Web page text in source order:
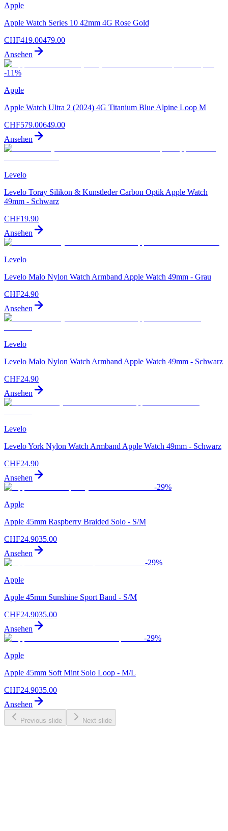
Apple
Apple Watch Series 10 42mm 4G Rose Gold
CHF419.00479.00
Ansehen
-11%
Apple
Apple Watch Ultra 2 (2024) 4G Titanium Blue Alpine Loop M
CHF579.00649.00
Ansehen
Levelo
Levelo Toray Silikon & Kunstleder Carbon Optik Apple Watch
49mm - Schwarz
CHF19.90
Ansehen
Levelo
Levelo Malo Nylon Watch Armband Apple Watch 49mm - Grau
CHF24.90
Ansehen
Levelo
Levelo Malo Nylon Watch Armband Apple Watch 49mm - Schwarz
CHF24.90
Ansehen
Levelo
Levelo York Nylon Watch Armband Apple Watch 49mm - Schwarz
CHF24.90
Ansehen
-29%
Apple
Apple 45mm Raspberry Braided Solo - S/M
CHF24.9035.00
Ansehen
-29%
Apple
Apple 45mm Sunshine Sport Band - S/M
CHF24.9035.00
Ansehen
-29%
Apple
Apple 45mm Soft Mint Solo Loop - M/L
CHF24.9035.00
Ansehen
Previous slide Next slide